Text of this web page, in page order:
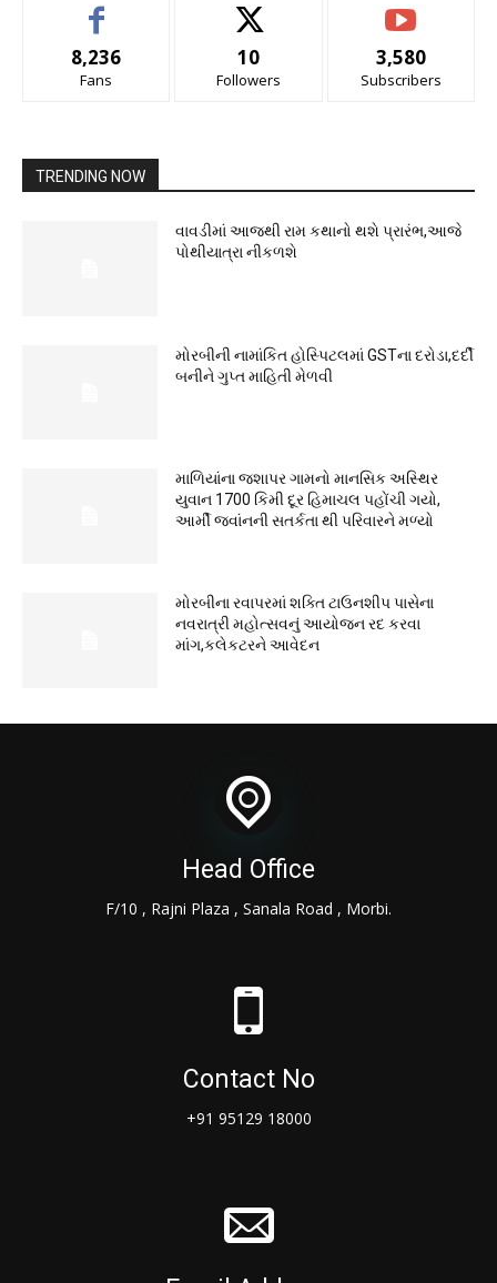
8,236
Fans
10
Followers
3,580
Subscribers
TRENDING NOW
વાવડીમાં આજથી રામ કથાનો થશે પ્રારંભ,આજે
પોથીયાત્રા નીકળશે
મોરબીની નામાંકિત હોસ્પિટલમાં GSTના દરોડા,દર્દી
બનીને ગુપ્ત માહિતી મેળવી
માળિયાંના જશાપર ગામનો માનસિક અસ્થિર
યુવાન 1700 કિમી દૂર હિમાચલ પહોંચી ગયો,
આર્મી જવાંનની સતર્કતા થી પરિવારને મળ્યો
મોરબીના રવાપરમાં શક્તિ ટાઉનશીપ પાસેના
નવરાત્રી મહોત્સવનું આયોજન રદ કરવા
માંગ,કલેકટરને આવેદન
Head Office
F/10 , Rajni Plaza , Sanala Road , Morbi.
Contact No
+91 95129 18000